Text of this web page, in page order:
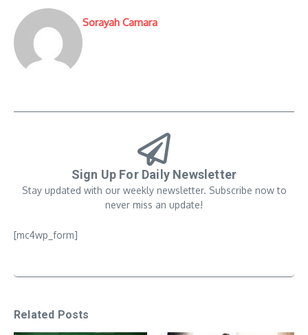
Sorayah Camara
Sign Up For Daily Newsletter
Stay updated with our weekly newsletter. Subscribe now to
never miss an update!
[mc4wp_form]
Related Posts